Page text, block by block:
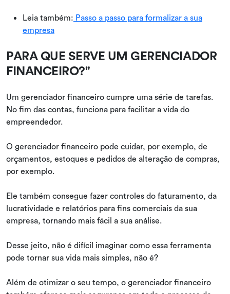
Leia também: Passo a passo para formalizar a sua
empresa
PARA QUE SERVE UM GERENCIADOR
FINANCEIRO?"
Um gerenciador financeiro cumpre uma série de tarefas.
No fim das contas, funciona para facilitar a vida do
empreendedor.
O gerenciador financeiro pode cuidar, por exemplo, de
orçamentos, estoques e pedidos de alteração de compras,
por exemplo.
Ele também consegue fazer controles do faturamento, da
lucratividade e relatórios para fins comerciais da sua
empresa, tornando mais fácil a sua análise.
Desse jeito, não é difícil imaginar como essa ferramenta
pode tornar sua vida mais simples, não é?
Além de otimizar o seu tempo, o gerenciador financeiro